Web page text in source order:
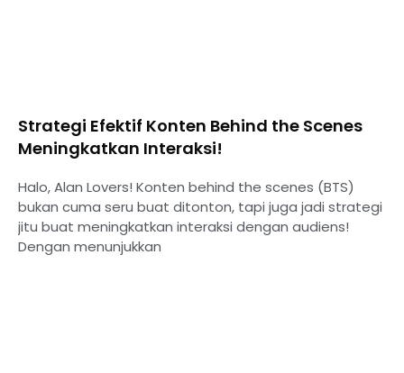
Strategi Efektif Konten Behind the Scenes
Meningkatkan Interaksi!
Halo, Alan Lovers! Konten behind the scenes (BTS)
bukan cuma seru buat ditonton, tapi juga jadi strategi
jitu buat meningkatkan interaksi dengan audiens!
Dengan menunjukkan